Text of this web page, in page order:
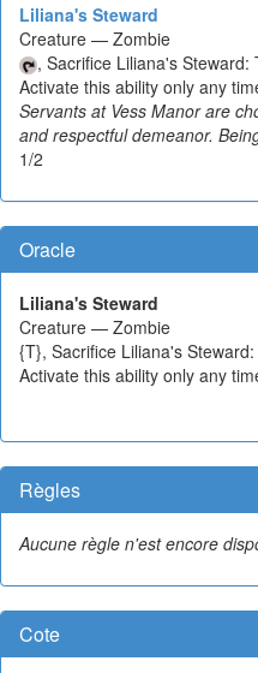
Liliana's Steward
Creature — Zombie
, Sacrifice Liliana's
Activate this ability only any
Servants at Vess Manor are
and respectful demeanor.
1/2
Oracle
Liliana's Steward
Creature — Zombie
{T}, Sacrifice Liliana's
Activate this ability only any
Règles
Aucune règle n'est encore
Cote